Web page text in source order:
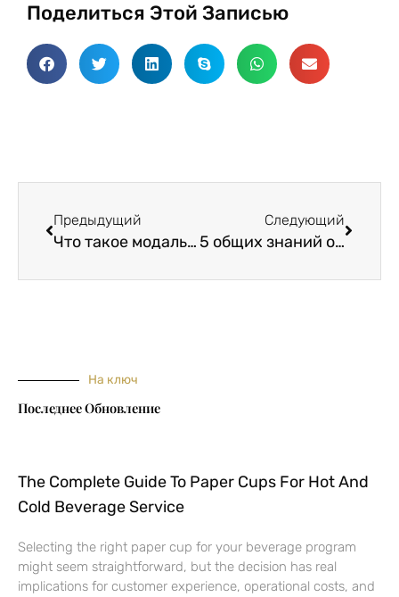
Поделиться Этой Записью
Предыдущий
Что такое модальная ткань: 2 преимущества модальной ткани
Следующий
5 общих знаний о модальных тканях
На ключ
Последнее Обновление
The Complete Guide To Paper Cups For Hot And
Cold Beverage Service
Selecting the right paper cup for your beverage program
might seem straightforward, but the decision has real
implications for customer experience, operational costs, and